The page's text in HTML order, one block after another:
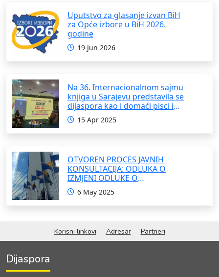
Uputstvo za glasanje izvan BiH
za Opće izbore u BiH 2026.
godine
19 Jun 2026
Na 36. Internacionalnom sajmu
knjiga u Sarajevu predstavila se
dijaspora kao i domaći pisci i
umjetnici
15 Apr 2025
OTVOREN PROCES JAVNIH
KONSULTACIJA: ODLUKA O
IZMJENI ODLUKE O
FORMIRANJU INTERRESORNE
RADNE GRUPE ZA IZRADU
OKVIRNOG ZAKONA O
HERCEGOVINE
6 May 2025
Korisni linkovi Adresar Partneri
Dijaspora